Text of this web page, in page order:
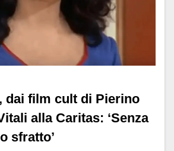
dai film cult di Pierino
alla Caritas: ‘Senza
sfratto’